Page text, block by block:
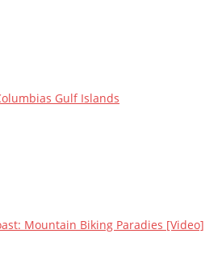
Gulf Islands
Mountain Biking Paradies [Video]